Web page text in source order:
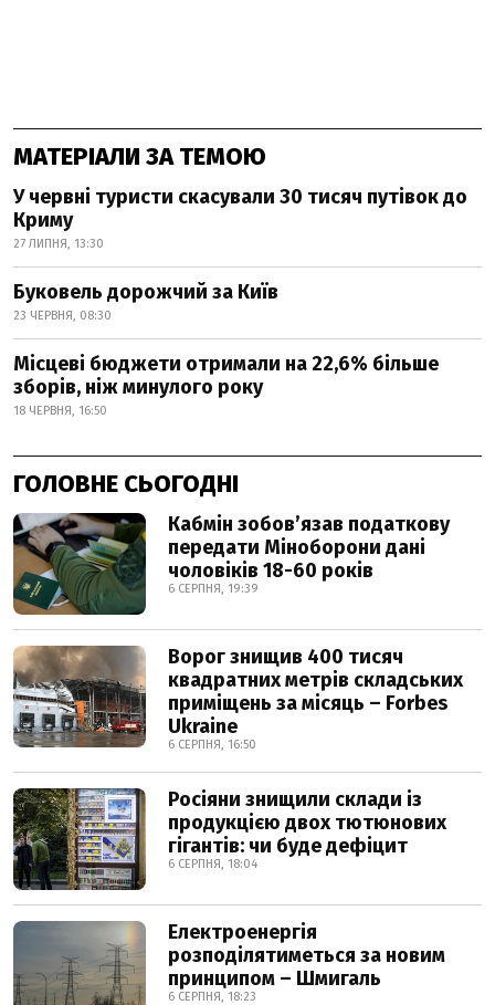
МАТЕРІАЛИ ЗА ТЕМОЮ
У червні туристи скасували 30 тисяч путівок до
Криму
27 ЛИПНЯ, 13:30
Буковель дорожчий за Київ
23 ЧЕРВНЯ, 08:30
Місцеві бюджети отримали на 22,6% більше
зборів, ніж минулого року
18 ЧЕРВНЯ, 16:50
ГОЛОВНЕ СЬОГОДНІ
Кабмін зобовʼязав податкову
передати Міноборони дані
чоловіків 18-60 років
6 СЕРПНЯ, 19:39
Ворог знищив 400 тисяч
квадратних метрів складських
приміщень за місяць – Forbes
Ukraine
6 СЕРПНЯ, 16:50
Росіяни знищили склади із
продукцією двох тютюнових
гігантів: чи буде дефіцит
6 СЕРПНЯ, 18:04
Електроенергія
розподілятиметься за новим
принципом – Шмигаль
6 СЕРПНЯ, 18:23